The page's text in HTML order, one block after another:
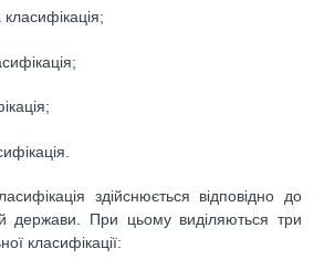
здійснюється відповідно до
держави. При цьому виділяються три
класифікації: